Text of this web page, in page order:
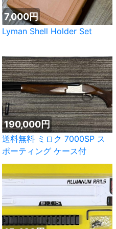
7,000円
Lyman Shell Holder Set
190,000円
送料無料 ミロク 7000SP ス
ポーティング ケース付